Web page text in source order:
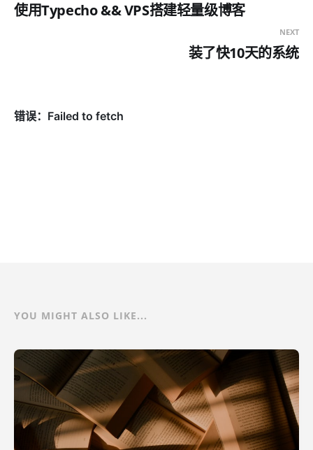
使用Typecho && VPS搭建轻量级博客
NEXT
装了快10天的系统
YOU MIGHT ALSO LIKE...